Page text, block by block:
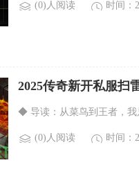
(0)人阅读 时间：
2025传奇新开私服扫
◆ 导读：从菜鸟到王者，
(0)人阅读 时间：